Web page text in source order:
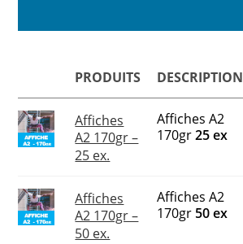
PRODUITS DESCRIPTION
Affiches
A2 170gr –
25 ex.
Affiches A2
170gr25 ex
Affiches
A2 170gr –
50 ex.
Affiches A2
170gr 50 ex